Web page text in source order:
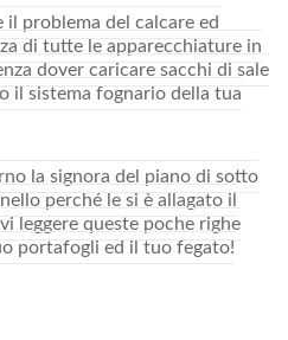
problema del calcare ed
di tutte le apparecchiature in
dover caricare sacchi di sale
il sistema fognario della tua
la signora del piano di sotto
perché le si è allagato il
leggere queste poche righe
portafogli ed il tuo fegato!